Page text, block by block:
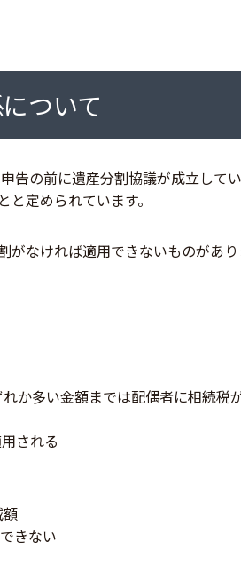
ついて
告の前に遺産分割協議が成立して
定められています。
なければ適用できないものがあり
か多い金額までは配偶者に相続税
される
きない